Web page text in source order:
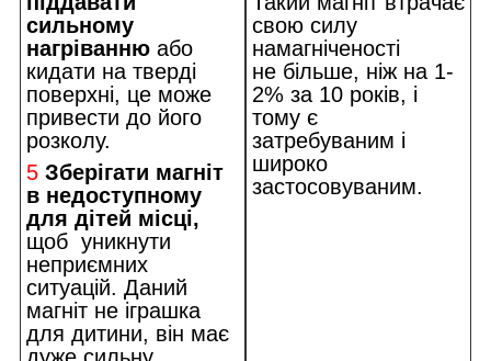
сильному
нагріванню або
кидати на тверді
поверхні, це може
привести до його
розколу.
5 Зберігати магніт
в недоступному
для дітей місці,
щоб уникнути
неприємних
ситуацій. Даний
магніт не іграшка
для дитини, він має
свою силу
намагніченості
не більше, ніж на 1-
2% за 10 років, і
тому є
затребуваним і
широко
застосовуваним.